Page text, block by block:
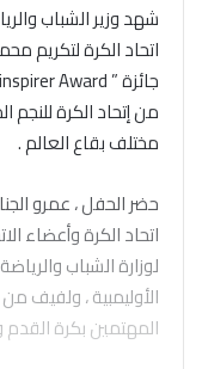
شهد وزير الشباب
اتحاد الكرة لتكريم
من إتحاد الكرة
مختلف بقاع العالم .
حضر الحفل ، عمرو
اتحاد الكرة وأعضاء
لوزارة الشباب
الأوليمبية ، ولفيف
المهتمين بكرة